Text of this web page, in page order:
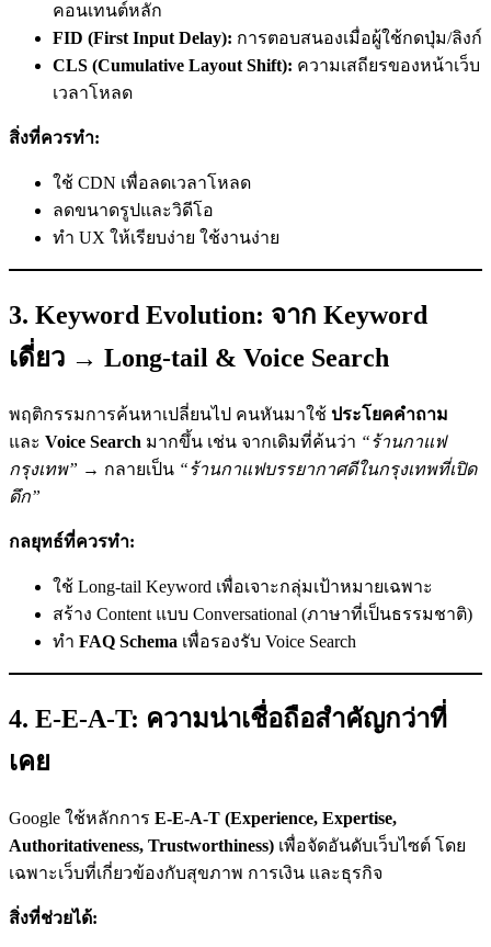
คอนเทนต์หลัก
FID (First Input Delay): การตอบสนองเมื่อผู้ใช้กดปุ่ม/ลิงก์
CLS (Cumulative Layout Shift): ความเสถียรของหน้าเว็บ
เวลาโหลด
สิ่งที่ควรทำ:
ใช้ CDN เพื่อลดเวลาโหลด
ลดขนาดรูปและวิดีโอ
ทำ UX ให้เรียบง่าย ใช้งานง่าย
3. Keyword Evolution: จาก Keyword
เดี่ยว → Long-tail & Voice Search
พฤติกรรมการค้นหาเปลี่ยนไป คนหันมาใช้ ประโยคคำถาม
และ Voice Search มากขึ้น เช่น จากเดิมที่ค้นว่า “ร้านกาแฟ
กรุงเทพ” → กลายเป็น “ร้านกาแฟบรรยากาศดีในกรุงเทพที่เปิด
ดึก”
กลยุทธ์ที่ควรทำ:
ใช้ Long-tail Keyword เพื่อเจาะกลุ่มเป้าหมายเฉพาะ
สร้าง Content แบบ Conversational (ภาษาที่เป็นธรรมชาติ)
ทำ FAQ Schema เพื่อรองรับ Voice Search
4. E-E-A-T: ความน่าเชื่อถือสำคัญกว่าที่
เคย
Google ใช้หลักการ E-E-A-T (Experience, Expertise,
Authoritativeness, Trustworthiness) เพื่อจัดอันดับเว็บไซต์ โดย
เฉพาะเว็บที่เกี่ยวข้องกับสุขภาพ การเงิน และธุรกิจ
สิ่งที่ช่วยได้: